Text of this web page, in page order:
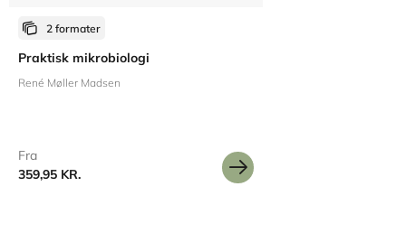
2 formater
Praktisk mikrobiologi
René Møller Madsen
Fra
359,95 KR.